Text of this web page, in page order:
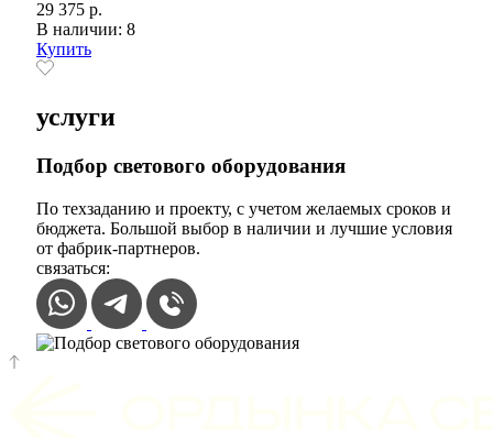
29 375 р.
В наличии: 8
Купить
услуги
Подбор светового оборудования
По техзаданию и проекту, с учетом желаемых сроков и
бюджета. Большой выбор в наличии и лучшие условия
от фабрик-партнеров.
связаться: